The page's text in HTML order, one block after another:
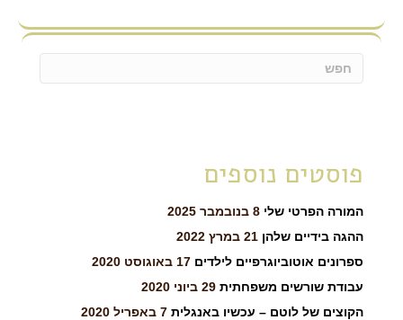
פוסטים נוספים
המורה הפרטי שלי 8 בנובמבר 2025
ההגה בידיים שלהן 21 במרץ 2022
ספרונים אוטוביוגרפיים לילדים 17 באוגוסט 2020
עבודת שורשים משפחתית 29 ביוני 2020
הקוצים של לוטם – עכשיו באנגלית 7 באפריל 2020